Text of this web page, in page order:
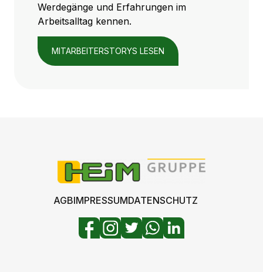
Werdegänge und Erfahrungen im
Arbeitsalltag kennen.
MITARBEITERSTORYS LESEN
AGBIMPRESSUMDATENSCHUTZ